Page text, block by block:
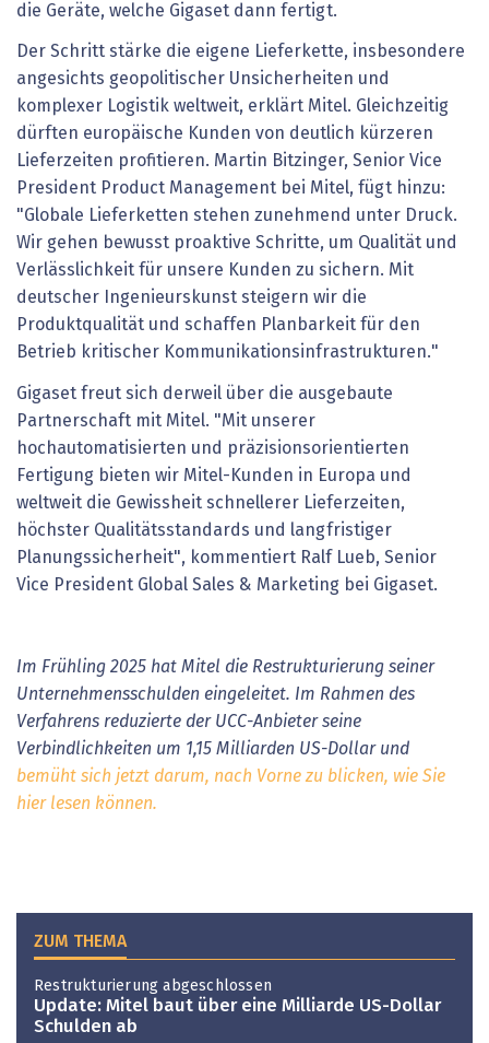
die Geräte, welche Gigaset dann fertigt.
Der Schritt stärke die eigene Lieferkette, insbesondere
angesichts geopolitischer Unsicherheiten und
komplexer Logistik weltweit, erklärt Mitel. Gleichzeitig
dürften europäische Kunden von deutlich kürzeren
Lieferzeiten profitieren. Martin Bitzinger, Senior Vice
President Product Management bei Mitel, fügt hinzu:
"Globale Lieferketten stehen zunehmend unter Druck.
Wir gehen bewusst proaktive Schritte, um Qualität und
Verlässlichkeit für unsere Kunden zu sichern. Mit
deutscher Ingenieurskunst steigern wir die
Produktqualität und schaffen Planbarkeit für den
Betrieb kritischer Kommunikationsinfrastrukturen."
Gigaset freut sich derweil über die ausgebaute
Partnerschaft mit Mitel. "Mit unserer
hochautomatisierten und präzisionsorientierten
Fertigung bieten wir Mitel-Kunden in Europa und
weltweit die Gewissheit schnellerer Lieferzeiten,
höchster Qualitätsstandards und langfristiger
Planungssicherheit", kommentiert Ralf Lueb, Senior
Vice President Global Sales & Marketing bei Gigaset.
Im Frühling 2025 hat Mitel die Restrukturierung seiner
Unternehmensschulden eingeleitet. Im Rahmen des
Verfahrens reduzierte der UCC-Anbieter seine
Verbindlichkeiten um 1,15 Milliarden US-Dollar und
bemüht sich jetzt darum, nach Vorne zu blicken, wie Sie
hier lesen können.
ZUM THEMA
Restrukturierung abgeschlossen
Update: Mitel baut über eine Milliarde US-Dollar
Schulden ab